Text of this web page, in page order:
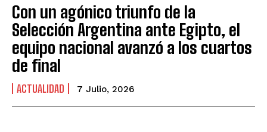
Con un agónico triunfo de la
Selección Argentina ante Egipto, el
equipo nacional avanzó a los cuartos
de final
ACTUALIDAD 7 Julio, 2026